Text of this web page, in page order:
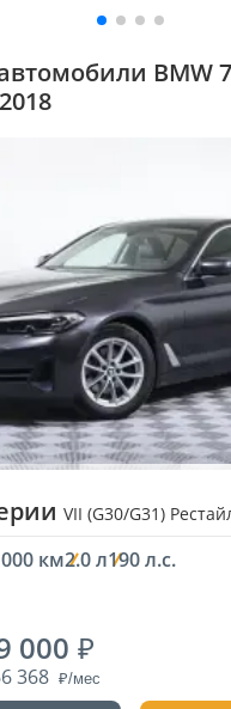
BMW
VII (G30/G31)
км2.0 л190 л.с.
000
368